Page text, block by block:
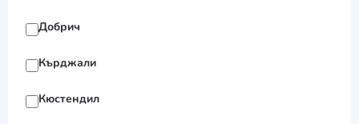
Добрич
Кърджали
Кюстендил